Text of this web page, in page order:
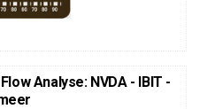
Analyse: NVDA - IBIT -